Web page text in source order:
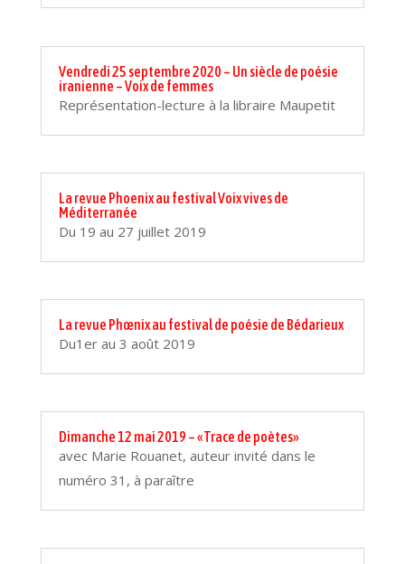
Vendredi 25 septembre 2020 – Un siècle de poésie
iranienne – Voix de femmes
Représentation-lecture à la libraire Maupetit
La revue Phoenix au festival Voix vives de
Méditerranée
Du 19 au 27 juillet 2019
La revue Phœnix au festival de poésie de Bédarieux
Du1er au 3 août 2019
Dimanche 12 mai 2019 – «Trace de poètes»
avec Marie Rouanet, auteur invité dans le
numéro 31, à paraître